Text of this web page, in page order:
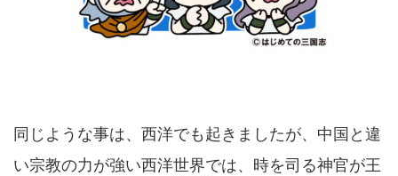
同じような事は、西洋でも起きましたが、中国と違
い宗教の力が強い西洋世界では、時を司る神官が王